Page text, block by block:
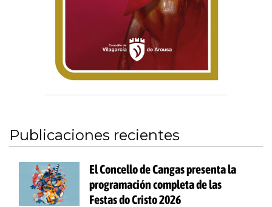
Publicaciones recientes
El Concello de Cangas presenta la
programación completa de las
Festas do Cristo 2026